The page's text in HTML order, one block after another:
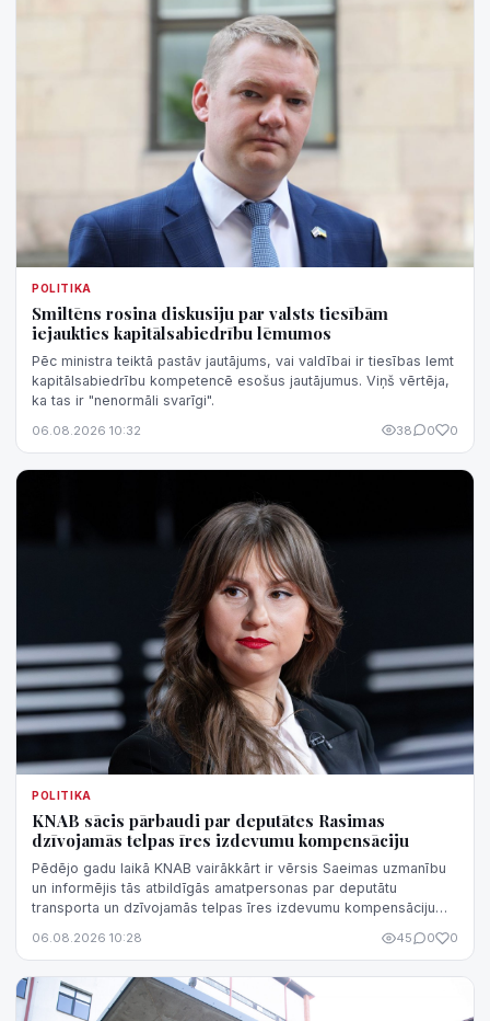
POLITIKA
Smiltēns rosina diskusiju par valsts tiesībām
iejaukties kapitālsabiedrību lēmumos
Pēc ministra teiktā pastāv jautājums, vai valdībai ir tiesības lemt
kapitālsabiedrību kompetencē esošus jautājumus. Viņš vērtēja,
ka tas ir "nenormāli svarīgi".
06.08.2026 10:32 38 0 0
POLITIKA
KNAB sācis pārbaudi par deputātes Rasimas
dzīvojamās telpas īres izdevumu kompensāciju
Pēdējo gadu laikā KNAB vairākkārt ir vērsis Saeimas uzmanību
un informējis tās atbildīgās amatpersonas par deputātu
transporta un dzīvojamās telpas īres izdevumu kompensāciju
kompensāciju sistēmu izmantot negodprātīgi.
06.08.2026 10:28 45 0 0